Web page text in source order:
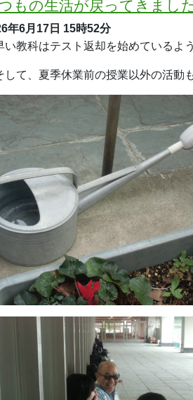
もの生活が戻ってきました
年6月17日 15時52分
教科はテスト返却を始めているよう
て、夏季休業前の授業以外の活動も